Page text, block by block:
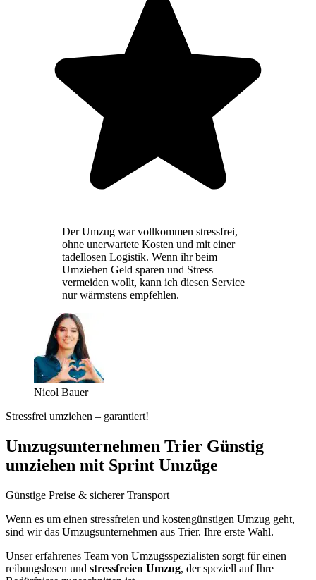
Der Umzug war vollkommen stressfrei,
ohne unerwartete Kosten und mit einer
tadellosen Logistik. Wenn ihr beim
Umziehen Geld sparen und Stress
vermeiden wollt, kann ich diesen Service
nur wärmstens empfehlen.
Nicol Bauer
Stressfrei umziehen – garantiert!
Umzugsunternehmen Trier Günstig
umziehen mit Sprint Umzüge
Günstige Preise & sicherer Transport
Wenn es um einen stressfreien und kostengünstigen Umzug geht,
sind wir das Umzugsunternehmen aus Trier. Ihre erste Wahl.
Unser erfahrenes Team von Umzugsspezialisten sorgt für einen
reibungslosen und stressfreien Umzug, der speziell auf Ihre